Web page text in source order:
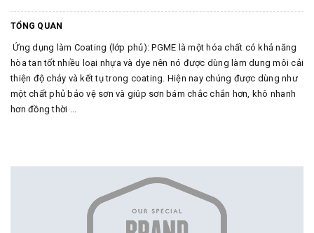
TỔNG QUAN
Ứng dụng làm Coating (lớp phủ): PGME là một hóa chất có khả năng
hòa tan tốt nhiều loại nhựa và dye nên nó được dùng làm dung môi cải
thiện độ chảy và kết tụ trong coating. Hiện nay chúng được dùng như
một chất phủ bảo vệ sơn và giúp sơn bám chắc chắn hơn, khô nhanh
hơn đồng thời ...